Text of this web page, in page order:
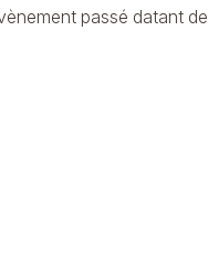
passé datant